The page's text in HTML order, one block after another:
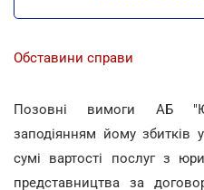
Обставини справи
Позовні вимоги АБ
заподіянням йому збитків
сумі вартості послуг з
представництва за